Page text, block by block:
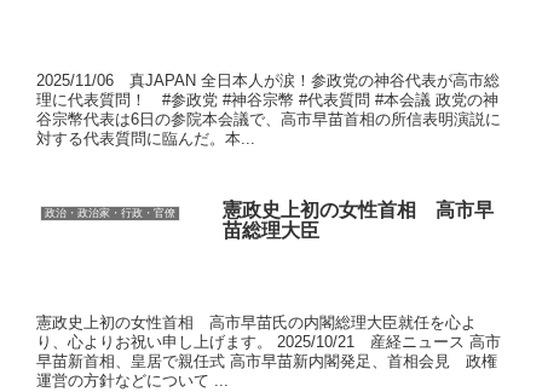
2025/11/06 真JAPAN 全日本人が涙！参政党の神谷代表が高市総
理に代表質問！ #参政党 #神谷宗幣 #代表質問 #本会議 政党の神
谷宗幣代表は6日の参院本会議で、高市早苗首相の所信表明演説に
対する代表質問に臨んだ。本...
政治・政治家・行政・官僚
憲政史上初の女性首相 高市早
苗総理大臣
憲政史上初の女性首相 高市早苗氏の内閣総理大臣就任を心よ
り、心よりお祝い申し上げます。 2025/10/21 産経ニュース 高市
早苗新首相、皇居で親任式 高市早苗新内閣発足、首相会見 政権
運営の方針などについて ...